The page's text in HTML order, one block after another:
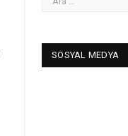
SOSYAL MEDYA